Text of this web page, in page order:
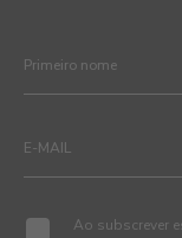
Ao subscrever